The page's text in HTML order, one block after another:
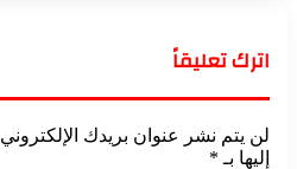
اترك تعليقاً
لن يتم نشر عنوان بريدك الإلكتروني.
إليها بـ *